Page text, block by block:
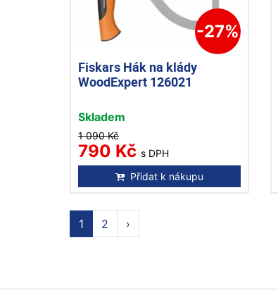
-27%
Fiskars Hák na klády
WoodExpert 126021
Skladem
1 090 Kč
790 Kč s DPH
Přidat k nákupu
1 2 ›